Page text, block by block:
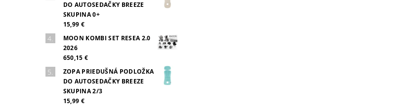
DO AUTOSEDAČKY BREEZE
SKUPINA 0+
15,99 €
MOON KOMBI SET RESEA 2.0
2026
650,15 €
ZOPA PRIEDUŠNÁ PODLOŽKA
DO AUTOSEDAČKY BREEZE
SKUPINA 2/3
15,99 €